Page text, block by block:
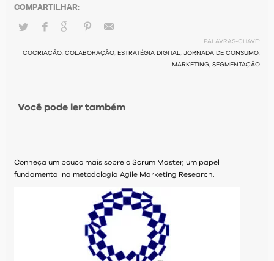
PALAVRAS-CHAVE:
COCRIAÇÃO, COLABORAÇÃO, ESTRATÉGIA DIGITAL, JORNADA DE CONSUMO,
MARKETING, SEGMENTAÇÃO
Você pode ler também
Conheça um pouco mais sobre o Scrum Master, um papel
fundamental na metodologia Agile Marketing Research.